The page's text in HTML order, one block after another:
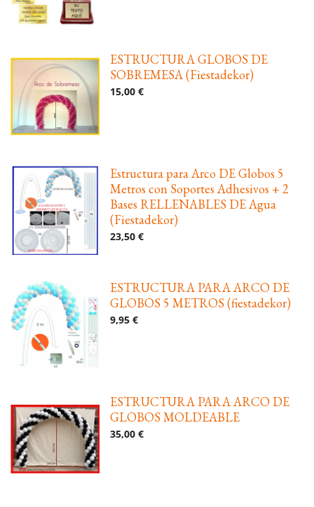
ESTRUCTURA GLOBOS DE
SOBREMESA (Fiestadekor)
15,00 €
Estructura para Arco DE Globos 5
Metros con Soportes Adhesivos + 2
Bases RELLENABLES DE Agua
(Fiestadekor)
23,50 €
ESTRUCTURA PARA ARCO DE
GLOBOS 5 METROS (fiestadekor)
9,95 €
ESTRUCTURA PARA ARCO DE
GLOBOS MOLDEABLE
35,00 €